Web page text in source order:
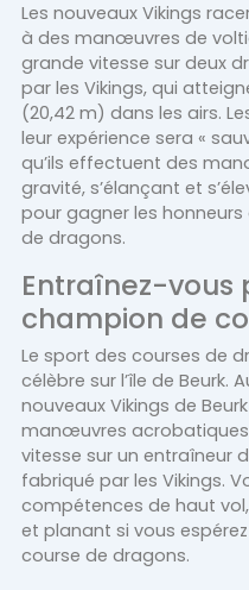
Les nouveaux Vikings
à des manœuvres de
grande vitesse sur deux
par les Vikings, qui
(20,42 m) dans les airs.
leur expérience sera «
qu’ils effectuent des
gravité, s’élançant et
pour gagner les
de dragons.
Entraînez-vous
champion de
Le sport des courses de
célèbre sur l’île de Beurk.
nouveaux Vikings de
manœuvres
vitesse sur un entraîneur
fabriqué par les Vikings.
compétences de haut
et planant si vous
course de dragons.